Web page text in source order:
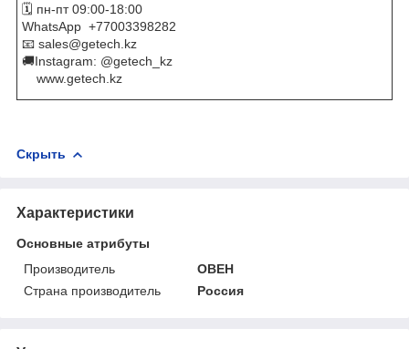
🗓 пн-пт 09:00-18:00
WhatsApp ​ +77003398282
📧 sales@getech.kz
🚚Instagram: @getech_kz
​ ​ ​ ​ www.getech.kz
Скрыть
Характеристики
Основные атрибуты
Производитель
ОВЕН
Страна производитель
Россия